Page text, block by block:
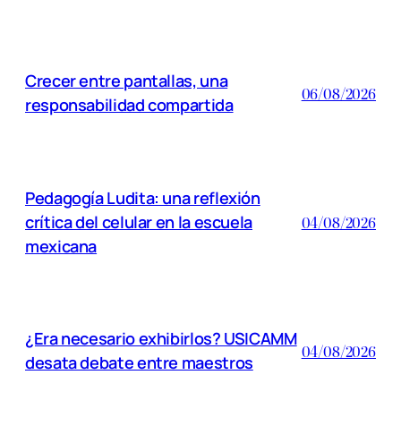
Crecer entre pantallas, una
responsabilidad compartida
06/08/2026
Pedagogía Ludita: una reflexión
crítica del celular en la escuela
mexicana
04/08/2026
¿Era necesario exhibirlos? USICAMM
desata debate entre maestros
04/08/2026